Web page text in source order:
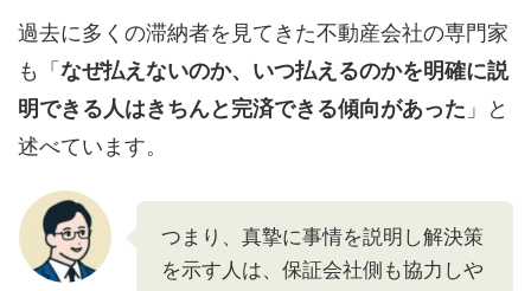
過去に多くの滞納者を見てきた不動産会社の専門家
も「 なぜ払えないのか、いつ払えるのかを明確に説
明できる人はきちんと完済できる傾向があった 」と
述べています。
つまり、真摯に事情を説明し解決策
を示す人は、保証会社側も協力しや